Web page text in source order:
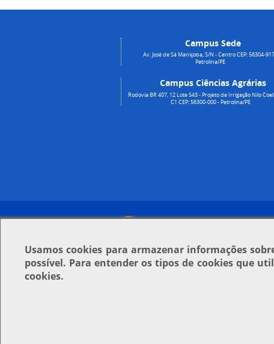
Campus Sede
Av. José de Sá Maniçoba, S/N - Centro CEP: 56304-
Petrolina/PE
Campus Ciências Agrárias
Rodovia BR 407, 12 Lote 543 - Projeto de Irrigação Nilo
C1 CEP: 56300-000 - Petrolina/PE
Usamoscookies para armazenar informações
possível. Para entender os tipos de cookies que
cookies.